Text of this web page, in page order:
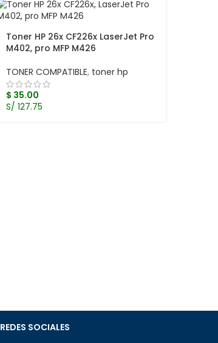
Toner HP 26x CF226x LaserJet Pro
M402, pro MFP M426
TONER COMPATIBLE, toner hp
$ 35.00
S/ 127.75
REDES SOCIALES